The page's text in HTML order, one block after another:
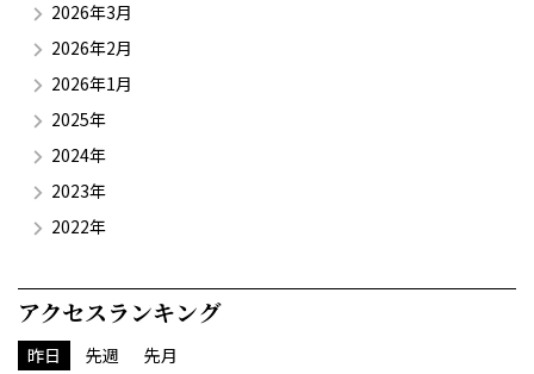
2026年3月
2026年2月
2026年1月
2025年
2024年
2023年
2022年
アクセスランキング
昨日 先週 先月